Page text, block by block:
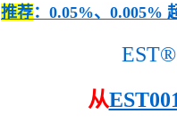
推荐：0.05%、0.005%
EST®
从